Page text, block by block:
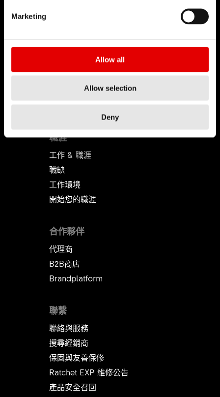
Marketing
Allow all
Allow selection
Deny
使命
DT Swiss 全球
反仿冒聲明
職涯
工作 & 職涯
職缺
工作環境
開始您的職涯
聯繫
聯絡與服務
搜尋經銷商
保固與友善保修
Ratchet EXP 維修公告​​​​​​​
產品安全召回
合作夥伴
代理商
B2B商店
Brandplatform